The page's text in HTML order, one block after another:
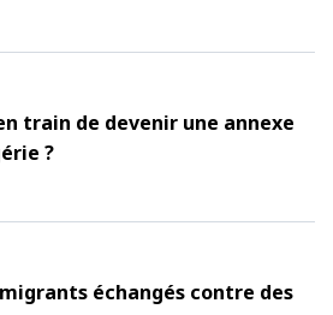
train de devenir une annexe
?
échangés contre des